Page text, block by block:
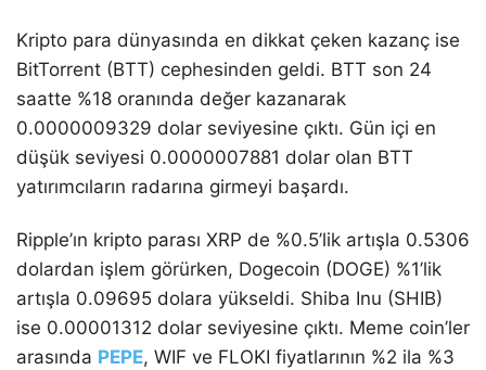
Kripto para dünyasında en dikkat çeken kazanç ise
BitTorrent (BTT) cephesinden geldi. BTT son 24
saatte %18 oranında değer kazanarak
0.0000009329 dolar seviyesine çıktı. Gün içi en
düşük seviyesi 0.0000007881 dolar olan BTT
yatırımcıların radarına girmeyi başardı.
Ripple’ın kripto parası XRP de %0.5’lik artışla 0.5306
dolardan işlem görürken, Dogecoin (DOGE) %1’lik
artışla 0.09695 dolara yükseldi. Shiba Inu (SHIB)
ise 0.00001312 dolar seviyesine çıktı. Meme coin’ler
arasında PEPE, WIF ve FLOKI fiyatlarının %2 ila %3